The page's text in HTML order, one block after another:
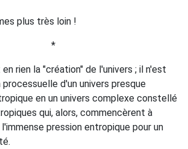
plus très loin !
*
rien la "création" de l'univers ; il n'est
d'un univers presque
en un univers complexe constellé
qui, alors, commencèrent à
pression entropique pour un